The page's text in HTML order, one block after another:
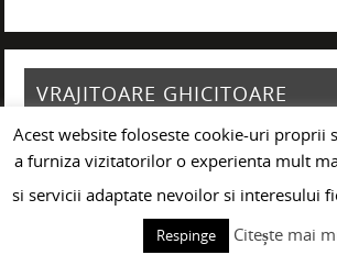
VRAJITOARE GHICITOARE
CONSTANTA
Acest website foloseste cookie-uri proprii
a furniza vizitatorilor o experienta mult
si servicii adaptate nevoilor si interesului
Respinge
Citește mai